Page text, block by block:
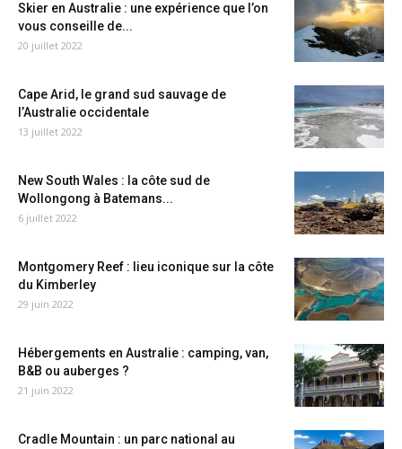
Skier en Australie : une expérience que l’on
vous conseille de...
20 juillet 2022
Cape Arid, le grand sud sauvage de
l’Australie occidentale
13 juillet 2022
New South Wales : la côte sud de
Wollongong à Batemans...
6 juillet 2022
Montgomery Reef : lieu iconique sur la côte
du Kimberley
29 juin 2022
Hébergements en Australie : camping, van,
B&B ou auberges ?
21 juin 2022
Cradle Mountain : un parc national au